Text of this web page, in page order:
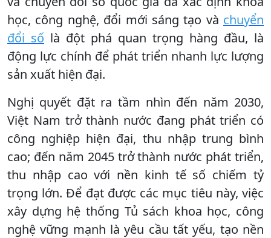
học, công nghệ, đổi mới sáng tạo và chuyển
đổi số là đột phá quan trọng hàng đầu, là
động lực chính để phát triển nhanh lực lượng
sản xuất hiện đại.
Nghị quyết đặt ra tầm nhìn đến năm 2030,
Việt Nam trở thành nước đang phát triển có
công nghiệp hiện đại, thu nhập trung bình
cao; đến năm 2045 trở thành nước phát triển,
thu nhập cao với nền kinh tế số chiếm tỷ
trọng lớn. Để đạt được các mục tiêu này, việc
xây dựng hệ thống Tủ sách khoa học, công
nghệ vững mạnh là yêu cầu tất yếu, tạo nền